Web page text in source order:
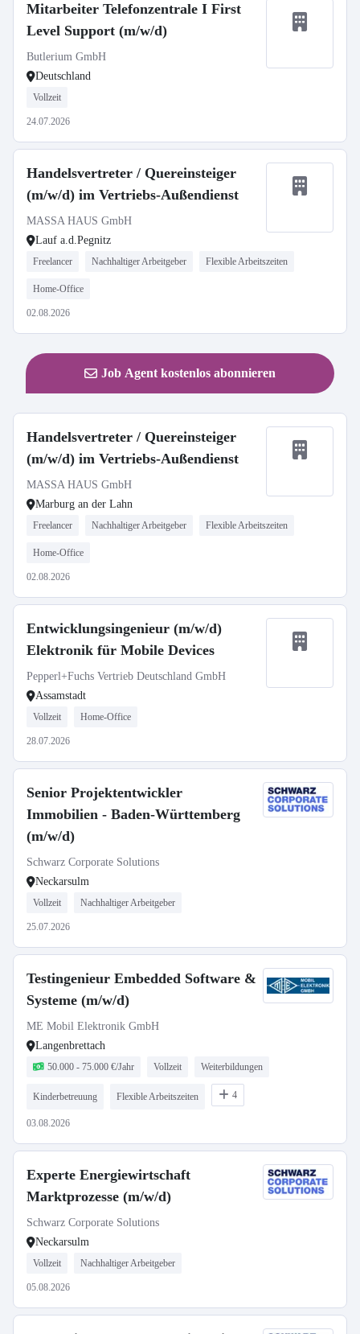
Mitarbeiter Telefonzentrale I First
Level Support (m/w/d)
Butlerium GmbH
Deutschland
Vollzeit
24.07.2026
Handelsvertreter / Quereinsteiger
(m/w/d) im Vertriebs-Außendienst
MASSA HAUS GmbH
Lauf a.d.Pegnitz
Freelancer Nachhaltiger Arbeitgeber Flexible Arbeitszeiten
Home-Office
02.08.2026
Job Agent kostenlos abonnieren
Handelsvertreter / Quereinsteiger
(m/w/d) im Vertriebs-Außendienst
MASSA HAUS GmbH
Marburg an der Lahn
Freelancer Nachhaltiger Arbeitgeber Flexible Arbeitszeiten
Home-Office
02.08.2026
Entwicklungsingenieur (m/w/d)
Elektronik für Mobile Devices
Pepperl+Fuchs Vertrieb Deutschland GmbH
Assamstadt
Vollzeit Home-Office
28.07.2026
Senior Projektentwickler
Immobilien - Baden-Württemberg
(m/w/d)
Schwarz Corporate Solutions
Neckarsulm
Vollzeit Nachhaltiger Arbeitgeber
25.07.2026
Testingenieur Embedded Software &
Systeme (m/w/d)
ME Mobil Elektronik GmbH
Langenbrettach
50.000 - 75.000 €/Jahr Vollzeit Weiterbildungen
Kinderbetreuung Flexible Arbeitszeiten 4
03.08.2026
Experte Energiewirtschaft
Marktprozesse (m/w/d)
Schwarz Corporate Solutions
Neckarsulm
Vollzeit Nachhaltiger Arbeitgeber
05.08.2026